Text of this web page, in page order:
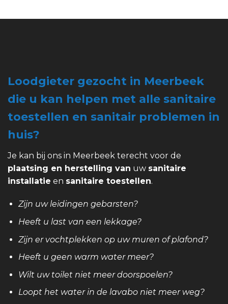
Loodgieter gezocht in Meerbeek
die u kan helpen met alle sanitaire
toestellen en sanitair problemen in
huis?
Je kan bij ons in Meerbeek terecht voor de
plaatsing en herstelling van uw sanitaire
installatie en sanitaire toestellen.
Zijn uw leidingen gebarsten?
Heeft u last van een lekkage?
Zijn er vochtplekken op uw muren of plafond?
Heeft u geen warm water meer?
Wilt uw toilet niet meer doorspoelen?
Loopt het water in de lavabo niet meer weg?